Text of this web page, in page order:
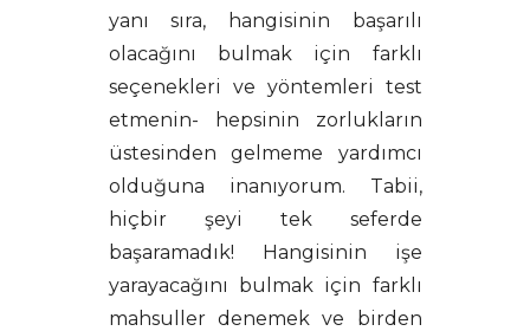
yanı sıra, hangisinin başarılı
olacağını bulmak için farklı
seçenekleri ve yöntemleri test
etmenin- hepsinin zorlukların
üstesinden gelmeme yardımcı
olduğuna inanıyorum. Tabii,
hiçbir şeyi tek seferde
başaramadık! Hangisinin işe
yarayacağını bulmak için farklı
mahsuller denemek ve birden